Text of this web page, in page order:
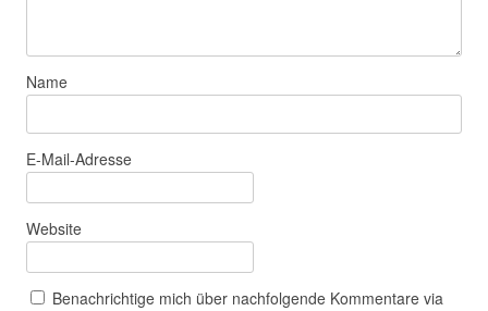
Name
E-Mail-Adresse
Website
Benachrichtige mich über nachfolgende Kommentare via